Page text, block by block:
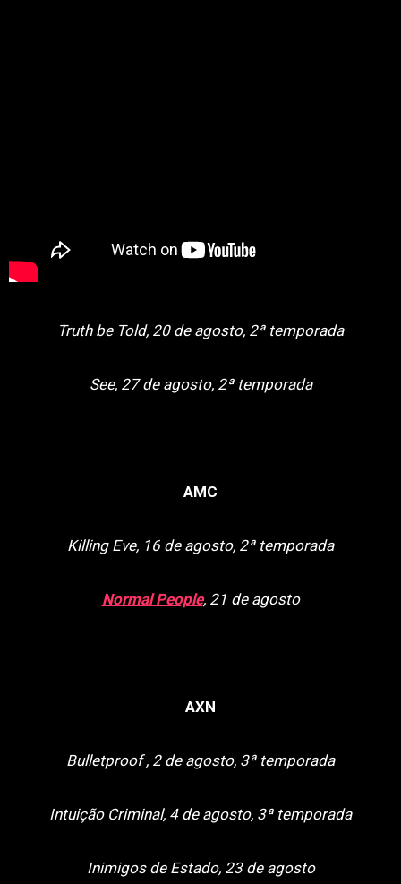
Truth be Told, 20 de agosto, 2ª temporada
See, 27 de agosto, 2ª temporada
AMC
Killing Eve, 16 de agosto, 2ª temporada
Normal People, 21 de agosto
AXN
Bulletproof , 2 de agosto, 3ª temporada
Intuição Criminal, 4 de agosto, 3ª temporada
Inimigos de Estado, 23 de agosto